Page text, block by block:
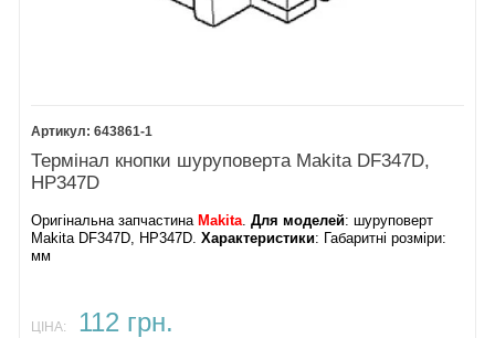
643861-1
Термінал кнопки шуруповерта Makita DF347D,
HP347D
Оригінальна запчастина Makita.Для моделей: шуруповерт
Makita DF347D, HP347D.Характеристики: Габаритні розміри:
мм
ЦІНА: 112 грн.